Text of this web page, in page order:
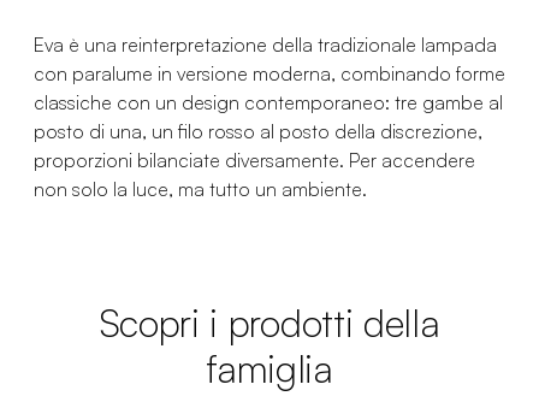
Eva è una reinterpretazione della tradizionale lampada
con paralume in versione moderna, combinando forme
classiche con un design contemporaneo: tre gambe al
posto di una, un filo rosso al posto della discrezione,
proporzioni bilanciate diversamente. Per accendere
non solo la luce, ma tutto un ambiente.
Scopri i prodotti della
famiglia